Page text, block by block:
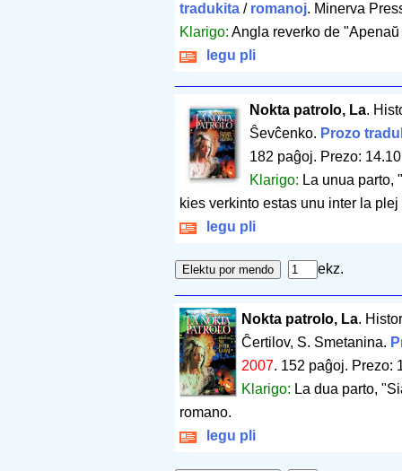
tradukita / romanoj. Minerva
Klarigo: Angla reverko de
legu pli
Nokta patrolo, La.
Ŝevĉenko. Prozo
182 paĝoj. Prezo:
Klarigo: La unua parto,
kies verkinto estas unu inter la
legu pli
ekz.
Nokta patrolo, La.
Ĉertilov, S. Smetanina.
2007. 152 paĝoj. Prezo:
Klarigo: La dua parto,
romano.
legu pli